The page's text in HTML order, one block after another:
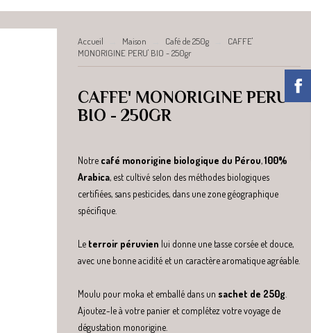
Accueil Maison Café de 250g
CAFFE'
MONORIGINE PERU' BIO - 250gr
CAFFE' MONORIGINE PERU'
BIO - 250GR
Notre café monorigine biologique du Pérou,100%
Arabica, est cultivé selon des méthodes biologiques
certifiées, sans pesticides, dans une zone géographique
spécifique.
Le terroir péruvien lui donne une tasse corsée et douce,
avec une bonne acidité et un caractère aromatique agréable.
Moulu pour moka et emballé dans un sachet de 250g
Ajoutez-le à votre panier et complétez votre voyage de
dégustation monorigine.